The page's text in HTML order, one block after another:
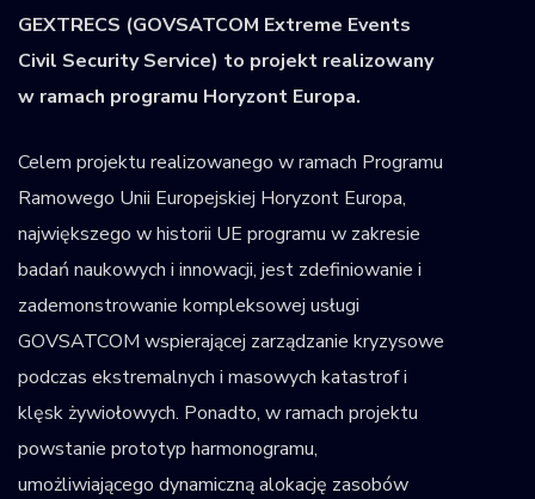
GEXTRECS (GOVSATCOM Extreme Events
Civil Security Service) to projekt realizowany
w ramach programu Horyzont Europa.
Celem projektu realizowanego w ramach Programu
Ramowego Unii Europejskiej Horyzont Europa,
największego w historii UE programu w zakresie
badań naukowych i innowacji, jest zdefiniowanie i
zademonstrowanie kompleksowej usługi
GOVSATCOM wspierającej zarządzanie kryzysowe
podczas ekstremalnych i masowych katastrof i
klęsk żywiołowych. Ponadto, w ramach projektu
powstanie prototyp harmonogramu,
umożliwiającego dynamiczną alokację zasobów